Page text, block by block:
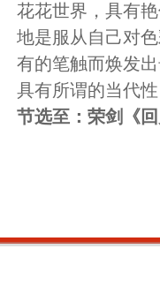
花花世界，具有
地是服从自己对
有的笔触而焕发
具有所谓的当代
节选至：荣剑《